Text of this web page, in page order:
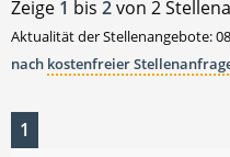
Zeige 1 bis 2von 2
Aktualität der Stellenangebote:
nach kostenfreier
1